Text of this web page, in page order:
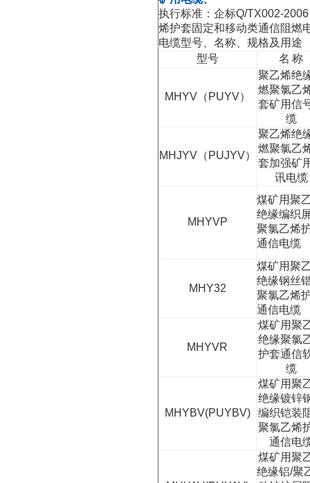
执行标准：企标Q/TX002-
烯护套固定和移动类通信阻燃
电缆型号、名称、规格及用途
型号
名 称
MHYV （ PUYV）
聚乙烯绝
燃聚氯乙
套矿用信
缆
MHJYV （ PUJYV）
聚乙烯绝
燃聚氯乙
套加强矿
讯电缆
MHYVP
煤矿用聚
绝缘编织
聚氯乙烯
通信电缆
MHY32
煤矿用聚
绝缘钢丝
聚氯乙烯
通信电缆
MHYVR
煤矿用聚
绝缘聚氯
护套通信
缆
MHYBV(PUYBV)
煤矿用聚
绝缘镀锌
编织铠装
聚氯乙烯
通信电
煤矿用聚
绝缘铝/聚